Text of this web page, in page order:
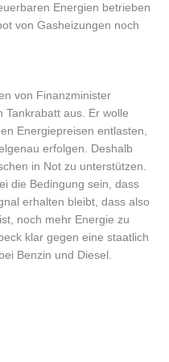
Energien betrieben
von Gasheizungen noch
von Finanzminister
Tankrabatt aus. Er wolle
Energiepreisen entlasten,
erfolgen. Deshalb
in Not zu unterstützen.
die Bedingung sein, dass
erhalten bleibt, dass also
noch mehr Energie zu
klar gegen eine staatlich
Benzin und Diesel.